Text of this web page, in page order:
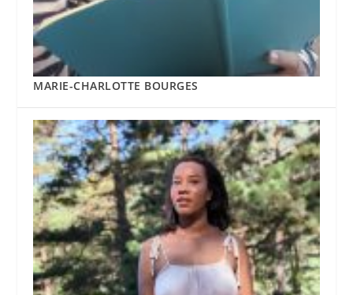
MARIE-CHARLOTTE BOURGES